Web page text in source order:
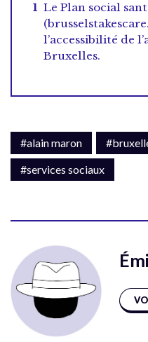
Le Plan social
l’accessibilité de
Bruxelles.
#alain maron
#services sociaux